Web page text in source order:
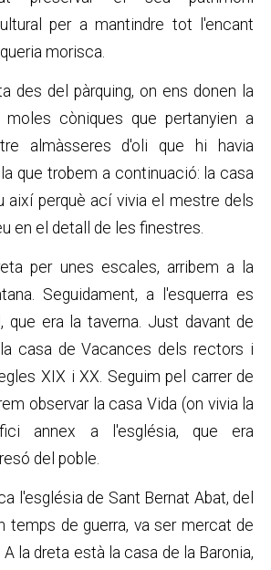
per a mantindre tot l'encant
morisca.
des del pàrquing, on ens donen la
moles còniques que pertanyien a
almàsseres d'oli que hi havia
que trobem a continuació: la casa
així perquè ací vivia el mestre dels
en el detall de les finestres.
per unes escales, arribem a la
Seguidament, a l'esquerra es
que era la taverna. Just davant de
casa de Vacances dels rectors i
XIX i XX. Seguim pel carrer de
observar la casa Vida (on vivia la
annex a l'església, que era
del poble.
l'església de Sant Bernat Abat, del
temps de guerra, va ser mercat de
la dreta està la casa de la Baronia,